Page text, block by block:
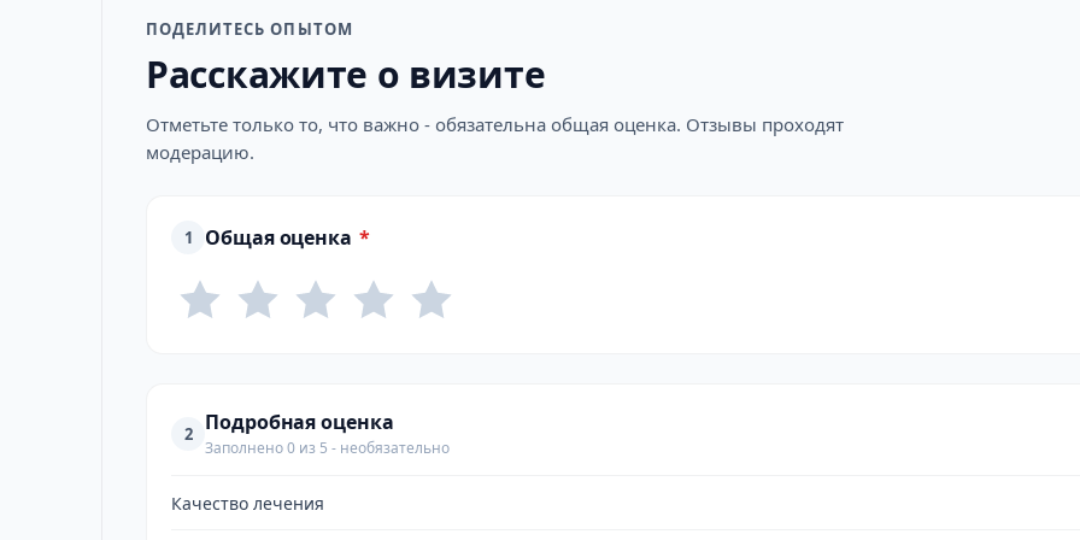
ПОДЕЛИТЕСЬ ОПЫТОМ
Расскажите о визите
Отметьте только то, что важно - обязательна общая оценка. Отзывы проходят
модерацию.
1 Общая оценка *
2 Подробная оценка
Заполнено 0 из 5 - необязательно
Качество лечения